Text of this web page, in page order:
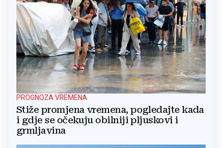
PROGNOZA VREMENA
Stiže promjena vremena, pogledajte kada
i gdje se očekuju obilniji pljuskovi i
grmljavina